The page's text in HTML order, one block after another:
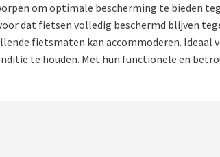
om optimale bescherming te bieden
dat fietsen volledig beschermd blijven
fietsmaten kan accommoderen.
te houden. Met hun functionele en